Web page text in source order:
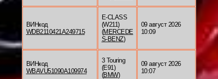
ВИНкод
WDB2110421A249715
E-CLASS
(W211)
(MERCEDE
S-BENZ)
09 август 2026
10:09
ВИНкод
WBAVU51090A109974
3 Touring
(E91)
(BMW)
09 август 2026
10:07